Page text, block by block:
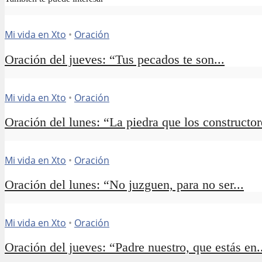
Mi vida en Xto • Oración
Oración del jueves: “Tus pecados te son...
Mi vida en Xto • Oración
Oración del lunes: “La piedra que los
Mi vida en Xto • Oración
Oración del lunes: “No juzguen, para no ser...
Mi vida en Xto • Oración
Oración del jueves: “Padre nuestro, que estás